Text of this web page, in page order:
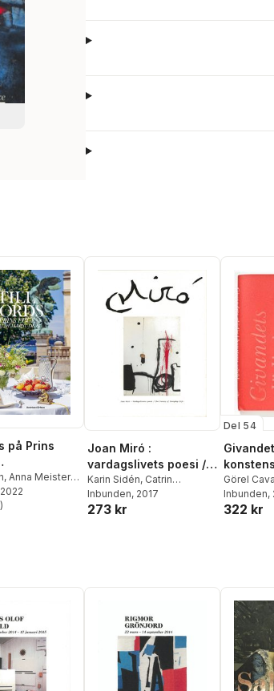
på Prins
, Anna Meister,
Totalt antal röster:
)
Joan Miró :
vardagslivets poesi /
the poetry of everyday
life
Karin Sidén, Catrin
Lundeberg
Inbunden, 2017
273 kr
Del 54
Görel
Gunilla
Gunnarsson
Inbunden,
322 kr